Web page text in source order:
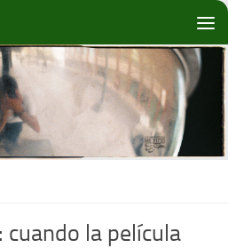
la película